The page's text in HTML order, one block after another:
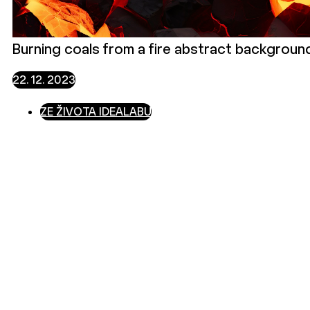
Burning coals from a fire abstract
22. 12. 2023
ZE ŽIVOTA IDEALABU